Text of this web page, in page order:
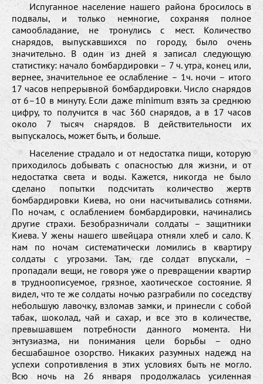
Испуганное население нашего района бросилось в
подвалы, и только немногие, сохраняя полное
самообладание, не тронулись с мест. Количество
снарядов, выпускавшихся по городу, было очень
значительно. В один из дней я записал следующую
статистику: начало бомбардировки – 7 ч. утра, конец или,
вернее, значительное ее ослабление – 1ч. ночи – итого
17 часов непрерывной бомбардировки. Число снарядов
от 6–10 в минуту. Если даже minimum взять за среднюю
цифру, то получится в час 360 снарядов, а в 17 часов
около 7 тысяч снарядов. В действительности их
выпускалось, может быть, и больше.
Население страдало и от недостатка пищи, которую
приходилось добывать с опасностью для жизни, и от
недостатка света и воды. Кажется, никогда не было
сделано попытки подсчитать количество жертв
бомбардировки Киева, но они насчитывались сотнями.
По ночам, с ослаблением бомбардировки, начинались
другие страхи. Безобразничали солдаты – защитники
Киева. У жены нашего швейцара отняли хлеб и сало. К
нам по ночам систематически ломились в квартиру
солдаты с угрозами. Там, где солдат впускали, –
пропадали вещи, не говоря уже о превращении квартир
в трудноописуемое, грязное, хаотическое состояние. Я
видел, что те же солдаты ночью разграбили по соседству
небольшую лавочку, взломав замки, и принесли с собой
табак, шоколад, чай и сахар, и все это в количестве,
превышавшем потребности данного момента. Ни
энтузиазма, ни понимания цели борьбы – одно
бесшабашное озорство. Никаких разумных надежд на
успехи сопротивления в этих условиях быть не могло.
Всю ночь на 26 января продолжалась усиленная